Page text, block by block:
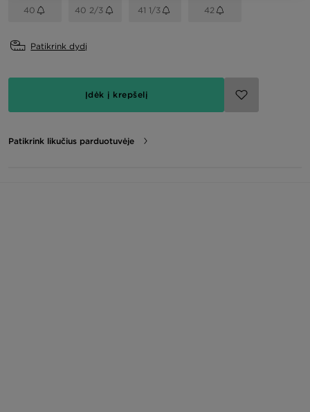
40 40 2/3 41 1/3 42
Patikrink dydį
Įdėk į krepšelį
Patikrink likučius parduotuvėje